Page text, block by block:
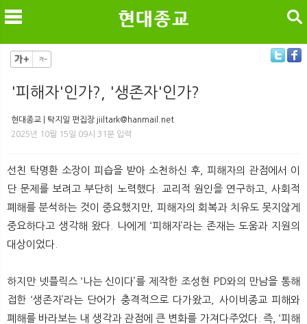
뉴 색
검색
'피해자'인가?, '생존자'인가?
현대종교 | 탁지일 편집장 jiiltark@hanmail.net
2025년 10월 15일 09시 31분 입력
선친 탁명환 소장이 피습을 받아 소천하신 후, 피해자의 관점에서 이
단 문제를 보려고 부단히 노력했다. 교리적 원인을 연구하고, 사회적
폐해를 분석하는 것이 중요했지만, 피해자의 회복과 치유도 못지않게
중요하다고 생각해 왔다. 나에게 ‘피해자’라는 존재는 도움과 지원의
대상이었다.
하지만 넷플릭스 ‘나는 신이다’를 제작한 조성현 PD와의 만남을 통해
접한 ‘생존자’라는 단어가 충격적으로 다가왔고, 사이비종교 피해와
폐해를 바라보는 내 생각과 관점에 큰 변화를 가져다주었다. 즉, ‘피해